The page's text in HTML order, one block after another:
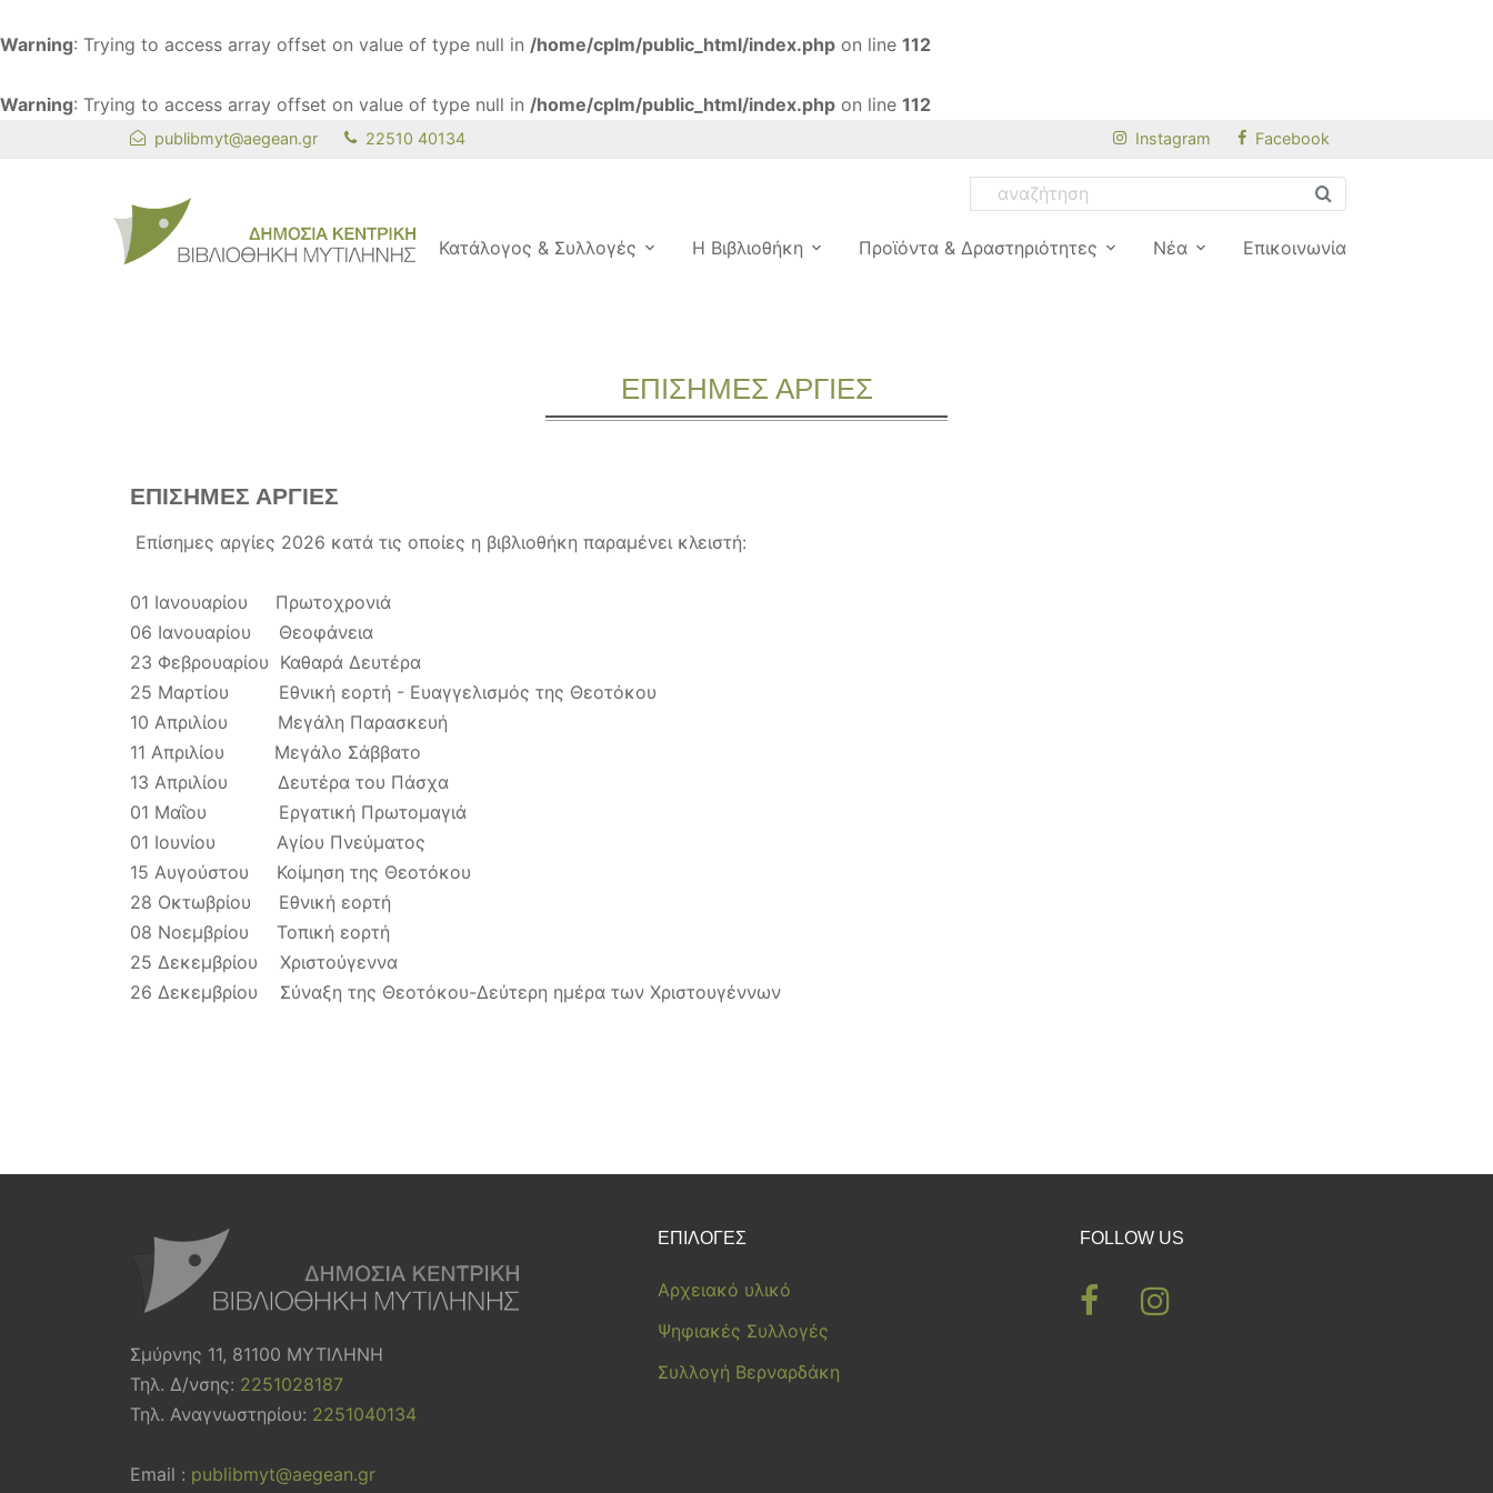
Warning: Trying to access array offset on value of type null in /home/cplm/public_html/index.php on line 112
Warning: Trying to access array offset on value of type null in /home/cplm/public_html/index.php on line 112
publibmyt@aegean.gr 22510 40134 Instagram Facebook
Κατάλογος & Συλλογές Η Βιβλιοθήκη Προϊόντα & Δραστηριότητες Νέα Επικοινωνία
ΕΠΙΣΗΜΕΣ ΑΡΓΙΕΣ
ΕΠΙΣΗΜΕΣ ΑΡΓΙΕΣ
Επίσημες αργίες 2026 κατά τις οποίες η βιβλιοθήκη παραμένει κλειστή:
01 Ιανουαρίου Πρωτοχρονιά
06 Ιανουαρίου Θεοφάνεια
23 Φεβρουαρίου Καθαρά Δευτέρα
25 Μαρτίου Εθνική εορτή - Ευαγγελισμός της Θεοτόκου
10 Απριλίου Μεγάλη Παρασκευή
11 Απριλίου Μεγάλο Σάββατο
13 Απριλίου Δευτέρα του Πάσχα
01 Μαΐου Εργατική Πρωτομαγιά
01 Ιουνίου Αγίου Πνεύματος
15 Αυγούστου Κοίμηση της Θεοτόκου
28 Οκτωβρίου Εθνική εορτή
08 Νοεμβρίου Τοπική εορτή
25 Δεκεμβρίου Χριστούγεννα
26 Δεκεμβρίου Σύναξη της Θεοτόκου-Δεύτερη ημέρα των Χριστουγέννων
Σμύρνης 11, 81100 ΜΥΤΙΛΗΝΗ
Τηλ. Δ/νσης: 2251028187
Τηλ. Αναγνωστηρίου: 2251040134
Email : publibmyt@aegean.gr
ΕΠΙΛΟΓΕΣ
Αρχειακό υλικό
Ψηφιακές Συλλογές
Συλλογή Βερναρδάκη
FOLLOW US